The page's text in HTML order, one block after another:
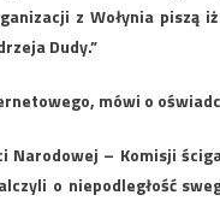
z Wołynia piszą
Dudy.”
mówi o
– Komisji
o niepodległość